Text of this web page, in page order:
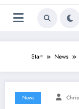
Start News
News